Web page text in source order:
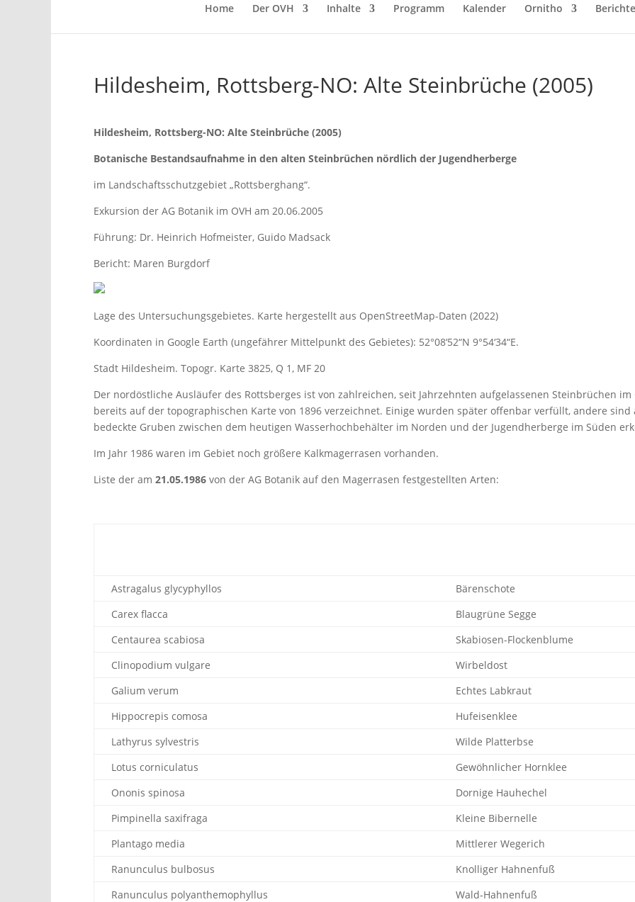
Home Der OVH Inhalte Programm Kalender Ornitho Berichte
Hildesheim, Rottsberg-NO: Alte Steinbrüche (2005)
Hildesheim, Rottsberg-NO: Alte Steinbrüche (2005)
Botanische Bestandsaufnahme in den alten Steinbrüchen nördlich der Jugendherberge
im Landschaftsschutzgebiet „Rottsberghang“.
Exkursion der AG Botanik im OVH am 20.06.2005
Führung: Dr. Heinrich Hofmeister, Guido Madsack
Bericht: Maren Burgdorf
Lage des Untersuchungsgebietes. Karte hergestellt aus OpenStreetMap-Daten (2022)
Koordinaten in Google Earth (ungefährer Mittelpunkt des Gebietes): 52°08‘52“N 9°54‘34“E.
Stadt Hildesheim. Topogr. Karte 3825, Q 1, MF 20
Der nordöstliche Ausläufer des Rottsberges ist von zahlreichen, seit Jahrzehnten aufgelassenen Steinbrüchen
bereits auf der topographischen Karte von 1896 verzeichnet. Einige wurden später offenbar verfüllt, andere
bedeckte Gruben zwischen dem heutigen Wasserhochbehälter im Norden und der Jugendherberge im Süden
Im Jahr 1986 waren im Gebiet noch größere Kalkmagerrasen vorhanden.
Liste der am 21.05.1986 von der AG Botanik auf den Magerrasen festgestellten Arten:
Astragalus glycyphyllos
Bärenschote
Carex flacca
Blaugrüne Segge
Centaurea scabiosa
Skabiosen-Flockenblume
Clinopodium vulgare
Wirbeldost
Galium verum
Echtes Labkraut
Hippocrepis comosa
Hufeisenklee
Lathyrus sylvestris
Wilde Platterbse
Lotus corniculatus
Gewöhnlicher Hornklee
Ononis spinosa
Dornige Hauhechel
Pimpinella saxifraga
Kleine Bibernelle
Plantago media
Mittlerer Wegerich
Ranunculus bulbosus
Knolliger Hahnenfuß
Ranunculus polyanthemophyllus
Wald-Hahnenfuß